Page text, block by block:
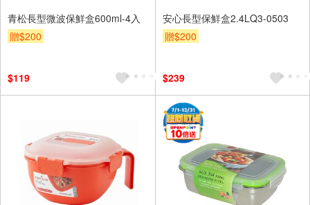
青松長型微波保鮮盒600ml-4入
贈$200
$119
安心長型保鮮盒2.4LQ3-0503
贈$200
$239